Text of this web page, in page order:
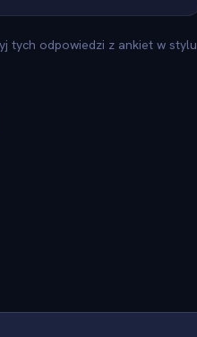
tych odpowiedzi z ankiet w stylu